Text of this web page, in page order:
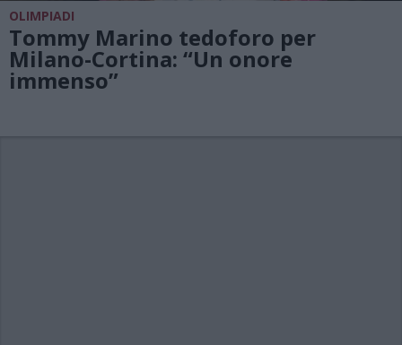
OLIMPIADI
Tommy Marino tedoforo per
Milano-Cortina: “Un onore
immenso”